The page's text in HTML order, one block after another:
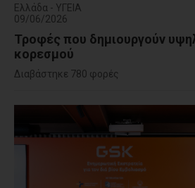
Ελλάδα - ΥΓΕΙΑ
09/06/2026
Τροφές που δημιουργούν
κορεσμού
Διαβάστηκε 780 φορές